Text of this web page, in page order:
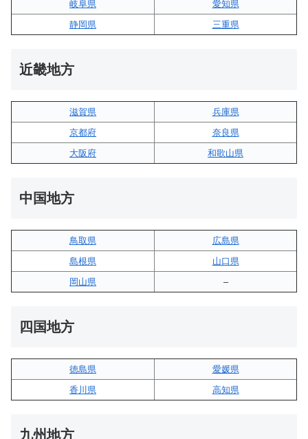
岐阜県
愛知県
静岡県
三重県
近畿地方
滋賀県
兵庫県
京都府
奈良県
大阪府
和歌山県
中国地方
鳥取県
広島県
島根県
山口県
岡山県
–
四国地方
徳島県
愛媛県
香川県
高知県
九州地方